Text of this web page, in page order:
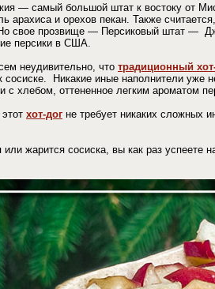
— самый большой штат к востоку от
арахиса и орехов пекан. Также
свое прозвище — Персиковый штат —
персики в США.
неудивительно, что традиционный
сосиске. Никакие иные наполнители уже
с хлебом, оттененное легким ароматом
хот-дог не требует никаких сложных
или жарится сосиска, вы как раз успеете